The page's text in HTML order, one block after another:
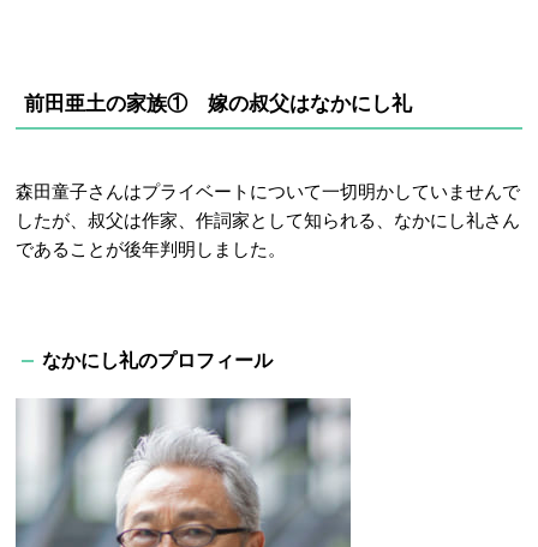
前田亜土の家族① 嫁の叔父はなかにし礼
森田童子さんはプライベートについて一切明かしていませんで
したが、叔父は作家、作詞家として知られる、なかにし礼さん
であることが後年判明しました。
なかにし礼のプロフィール